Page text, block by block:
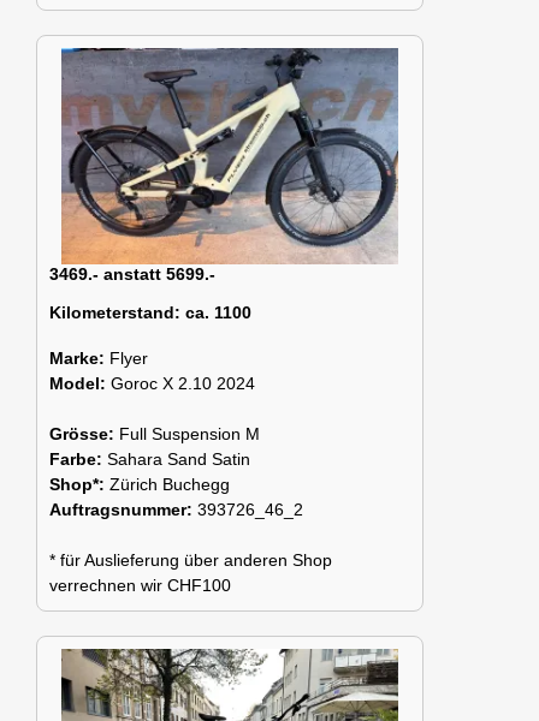
3469.- anstatt 5699.-
Kilometerstand: ca. 1100
Marke: Flyer
Model: Goroc X 2.10 2024
Grösse: Full Suspension M
Farbe: Sahara Sand Satin
Shop*: Zürich Buchegg
Auftragsnummer: 393726_46_2
* für Auslieferung über anderen Shop
verrechnen wir CHF100